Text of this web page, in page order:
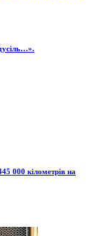
000 кілометрів на